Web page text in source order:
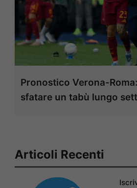
Pronostico Verona-
sfatare un tabù lungo
Articoli Recenti